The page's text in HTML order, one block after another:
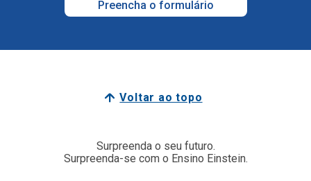
Preencha o formulário
Voltar ao topo
Surpreenda o seu futuro.
Surpreenda-se com o Ensino Einstein.